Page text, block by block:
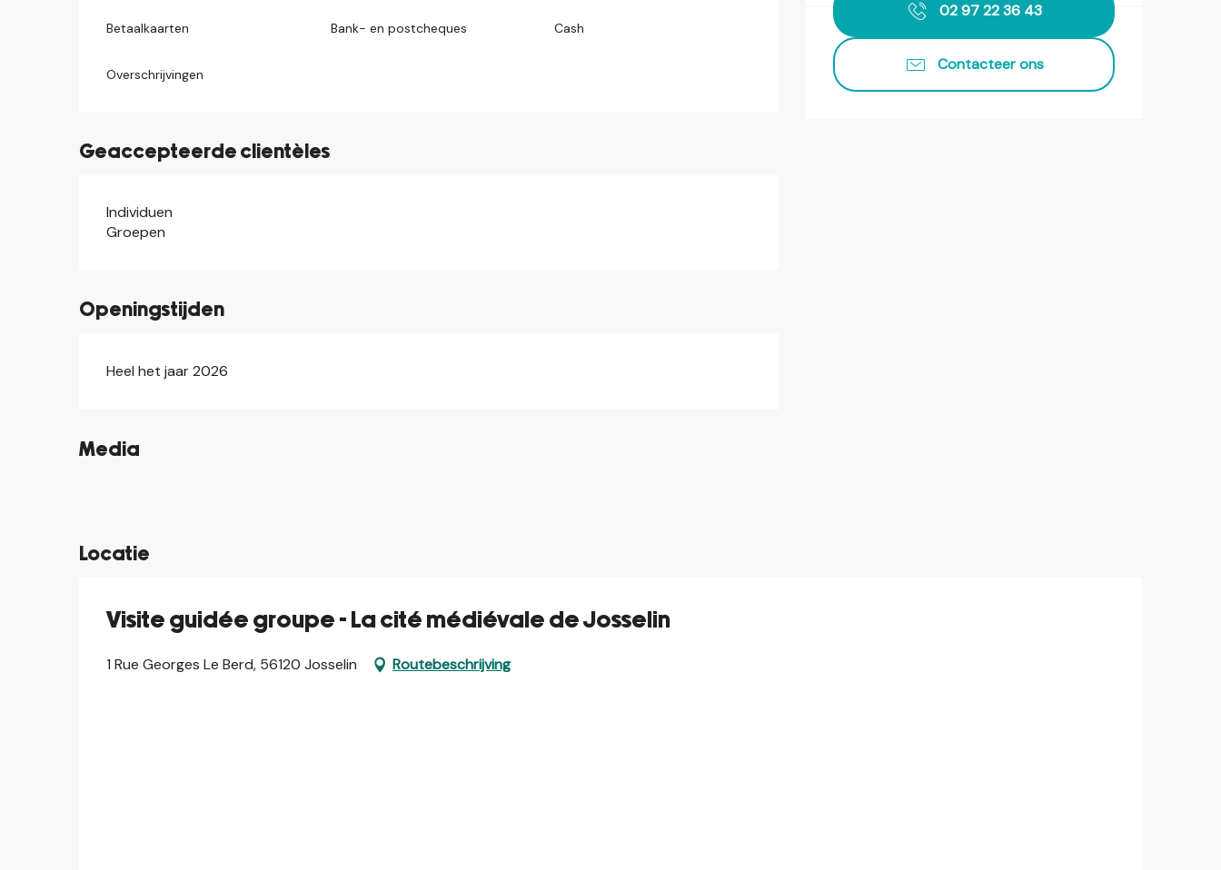
02 97 22 36 43
Contacteer ons
Betaalkaarten Bank- en postcheques Cash
Overschrijvingen
Geaccepteerde clientèles
Individuen
Groepen
Openingstijden
Heel het jaar 2026
Media
©
Locatie
Visite guidée groupe - La cité médiévale de Josselin
1 Rue Georges Le Berd, 56120 Josselin Routebeschrijving